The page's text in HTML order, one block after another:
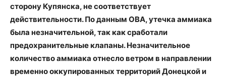
сторону Купянска, не соответствует
действительности. По данным ОВА, утечка аммиака
была незначительной, так как сработали
предохранительные клапаны. Незначительное
количество аммиака отнесло ветром в направлении
временно оккупированных территорий Донецкой и